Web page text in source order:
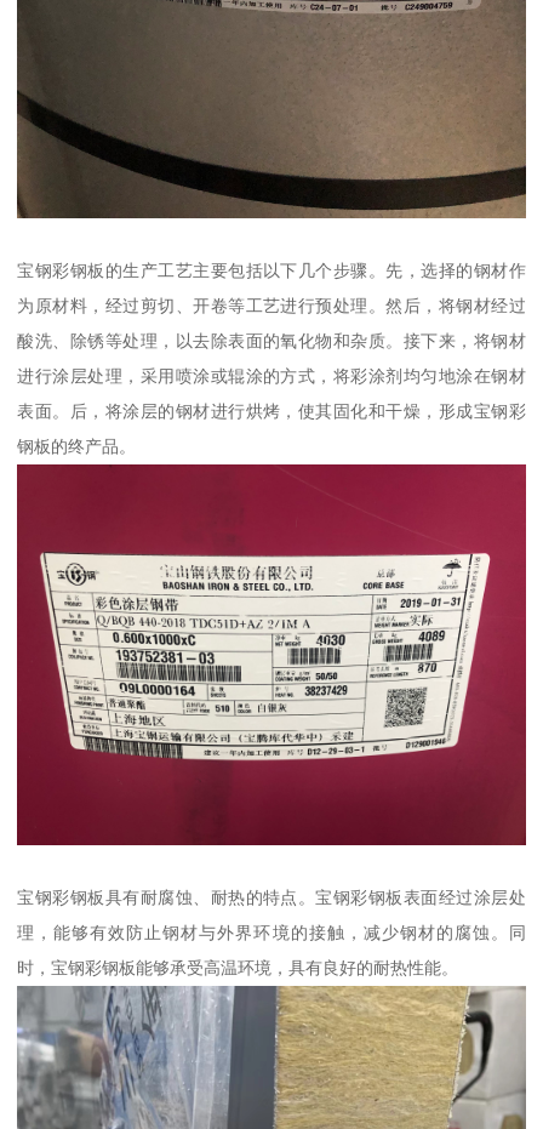
宝钢彩钢板的生产工艺主要包括以下几个步骤。先，选择的钢材作
为原材料，经过剪切、开卷等工艺进行预处理。然后，将钢材经过
酸洗、除锈等处理，以去除表面的氧化物和杂质。接下来，将钢材
进行涂层处理，采用喷涂或辊涂的方式，将彩涂剂均匀地涂在钢材
表面。后，将涂层的钢材进行烘烤，使其固化和干燥，形成宝钢彩
钢板的终产品。
宝钢彩钢板具有耐腐蚀、耐热的特点。宝钢彩钢板表面经过涂层处
理，能够有效防止钢材与外界环境的接触，减少钢材的腐蚀。同
时，宝钢彩钢板能够承受高温环境，具有良好的耐热性能。